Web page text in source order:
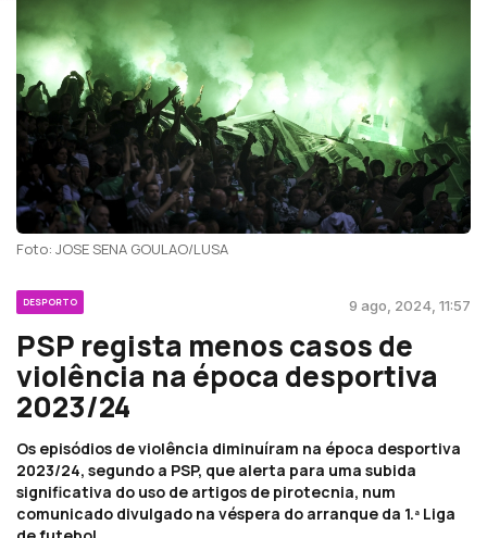
Foto: JOSE SENA GOULAO/LUSA
DESPORTO 9 ago, 2024, 11:57
PSP regista menos casos de
violência na época desportiva
2023/24
Os episódios de violência diminuíram na época desportiva
2023/24, segundo a PSP, que alerta para uma subida
significativa do uso de artigos de pirotecnia, num
comunicado divulgado na véspera do arranque da 1.ª Liga